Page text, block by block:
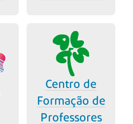
Centro de
Formação de
Professores